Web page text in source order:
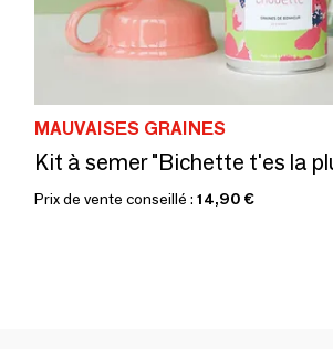
MAUVAISES GRAINES
Kit à semer "Bichette t'es la
Prix de vente conseillé : 14,90 €